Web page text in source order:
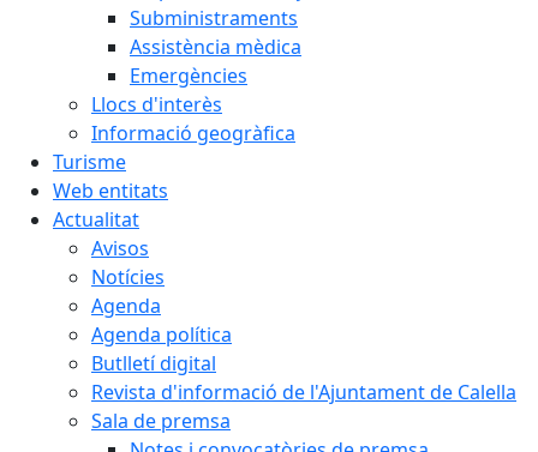
Subministraments
Assistència mèdica
Emergències
Llocs d'interès
Informació geogràfica
Turisme
Web entitats
Actualitat
Avisos
Notícies
Agenda
Agenda política
Butlletí digital
Revista d'informació de l'Ajuntament de Calella
Sala de premsa